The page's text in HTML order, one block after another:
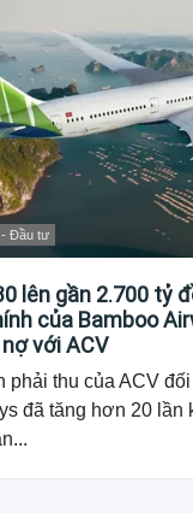
- Đầu tư
lên gần 2.700 tỷ
của Bamboo
với ACV
phải thu của ACV
đã tăng hơn 20 lần